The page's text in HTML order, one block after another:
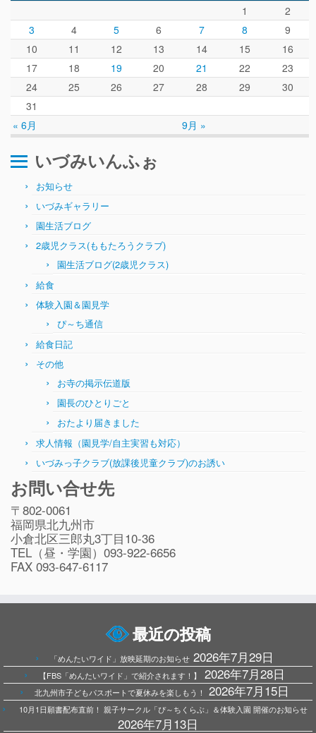
入会してから
園生活ブログ(2歳児クラス)
体験入園＆園見学
ぴ～ち通信
求人情報（園見学/自主実習も対応）
« 6月 9月 »
1
2
3
4 5 6 7 8
9
10
11 12 13 14 15
16
17
18 19 20 21 22
23
24
25 26 27 28 29
30
31
いづみいんふぉ
お知らせ
いづみギャラリー
園生活ブログ
2歳児クラス(ももたろうクラブ)
園生活ブログ(2歳児クラス)
給食
体験入園＆園見学
ぴ～ち通信
給食日記
その他
お寺の掲示伝道版
園長のひとりごと
おたより届きました
求人情報（園見学/自主実習も対応）
いづみっ子クラブ(放課後児童クラブ)のお誘い
お問い合せ先
〒802-0061
福岡県北九州市
小倉北区三郎丸3丁目10-36
TEL（昼・学園）093-922-6656
FAX 093-647-6117
最近の投稿
「めんたいワイド」放映延期のお知らせ 2026年7月29日
【FBS「めんたいワイド」で紹介されます！】 2026年7月28日
北九州市子どもパスポートで夏休みを楽しもう！ 2026年7月15日
10月1日願書配布直前！ 親子サークル「ぴ～ちくらぶ」＆体験入園 開催のお知らせ
2026年7月13日